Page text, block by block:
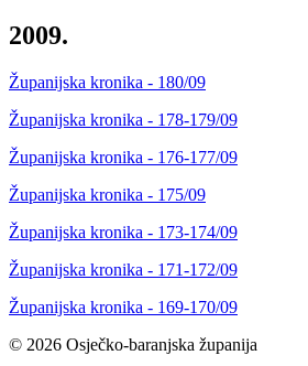
2009.
Županijska kronika - 180/09
Županijska kronika - 178-179/09
Županijska kronika - 176-177/09
Županijska kronika - 175/09
Županijska kronika - 173-174/09
Županijska kronika - 171-172/09
Županijska kronika - 169-170/09
© 2026 Osječko-baranjska županija